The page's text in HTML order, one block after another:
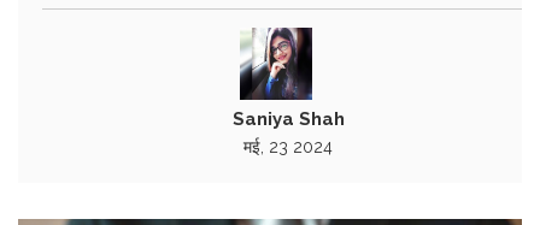
Saniya Shah
मई, 23 2024